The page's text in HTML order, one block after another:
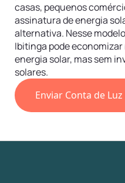
casas, pequenos
assinatura de energia
alternativa. Nesse
Ibitinga pode
energia solar, mas sem
solares.
Enviar Conta de Luz